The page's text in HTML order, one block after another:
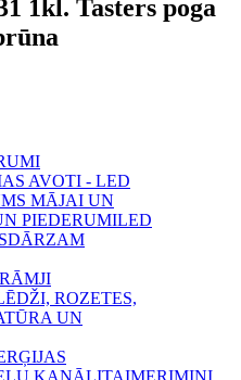
1kl. Tasters poga
AVOTI - LED
MĀJAI UN
PIEDERUMILED
DĀRZAM
ROZETES,
UN
KANĀLITAIMERIMINI